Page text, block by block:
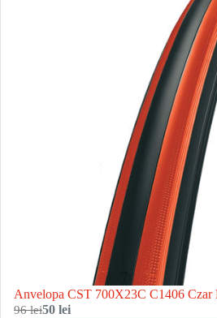
Anvelopa CST 700X23C C1406
96 lei50 lei